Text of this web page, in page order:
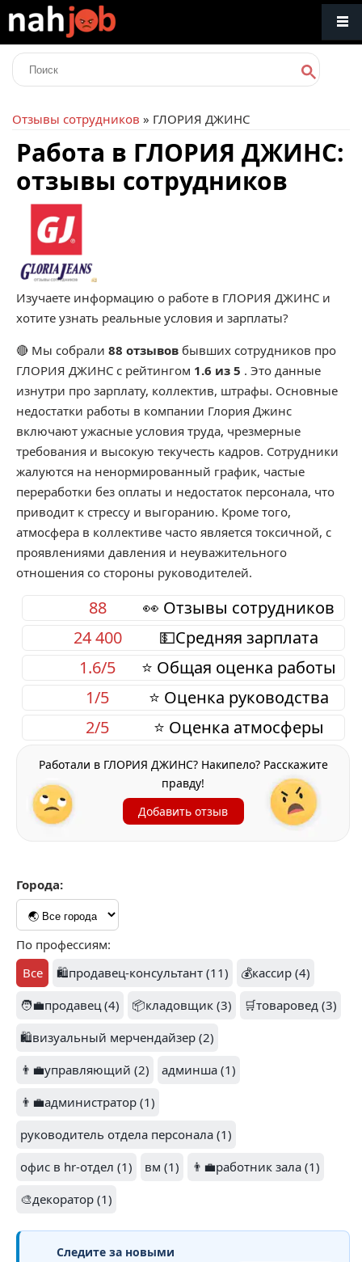
Отзывы сотрудников » ГЛОРИЯ ДЖИНС
Работа в ГЛОРИЯ ДЖИНС:
отзывы сотрудников
Изучаете информацию о работе в ГЛОРИЯ ДЖИНС и
хотите узнать реальные условия и зарплаты?
🔴 Мы собрали 88 отзывов бывших сотрудников про
ГЛОРИЯ ДЖИНС с рейтингом 1.6 из 5 . Это данные
изнутри про зарплату, коллектив, штрафы. Основные
недостатки работы в компании Глория Джинс
включают ужасные условия труда, чрезмерные
требования и высокую текучесть кадров. Сотрудники
жалуются на ненормированный график, частые
переработки без оплаты и недостаток персонала, что
приводит к стрессу и выгоранию. Кроме того,
атмосфера в коллективе часто является токсичной, с
проявлениями давления и неуважительного
отношения со стороны руководителей.
👀 Отзывы сотрудников
88
💵Средняя зарплата
24 400
⭐ Общая оценка работы
1.6/5
⭐ Оценка руководства
1/5
⭐ Оценка атмосферы
2/5
Работали в ГЛОРИЯ ДЖИНС? Накипело? Расскажите
правду!
Добавить отзыв
Города:
По профессиям:
Все
🛍️продавец-консультант (11)
💰кассир (4)
🧑‍💼продавец (4)
📦кладовщик (3)
🛒товаровед (3)
🛍️визуальный мерчендайзер (2)
👨‍💼управляющий (2)
админша (1)
👨‍💼администратор (1)
руководитель отдела персонала (1)
офис в hr-отдел (1)
вм (1)
👨‍💼работник зала (1)
🎨декоратор (1)
Следите за новыми